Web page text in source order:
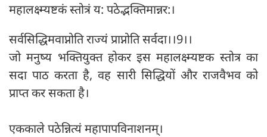
महालक्ष्म्यष्टकं स्तोत्रं य: पठेद्भक्तिमान्नर:।
सर्वसिद्धिमवाप्नोति राज्यं प्राप्नोति सर्वदा।।9।।
जो मनुष्य भक्तियुक्त होकर इस महालक्ष्म्यष्टक स्तोत्र का
सदा पाठ करता है, वह सारी सिद्धियों और राजवैभव को
प्राप्त कर सकता है।
एककाले पठेन्नित्यं महापापविनाशनम्।